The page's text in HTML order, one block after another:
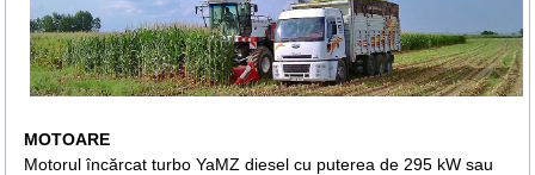
MOTOARE
Motorul încărcat turbo YaMZ diesel cu puterea de 295 kW sau